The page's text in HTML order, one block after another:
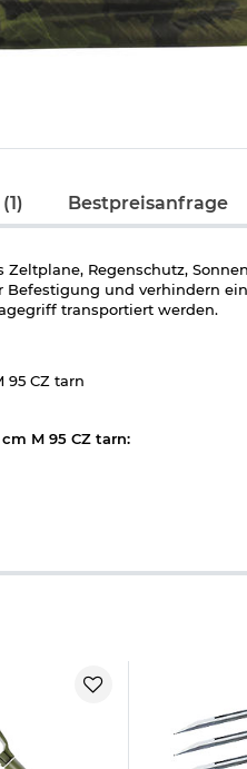
Bestpreisanfrage
Regenschutz,
und verhindern
transportiert werden.
95 CZ tarn
M 95 CZ tarn:
der Einheit mm. Sie
wird. Je höher die
Zeltinneren. Im Laufe eines